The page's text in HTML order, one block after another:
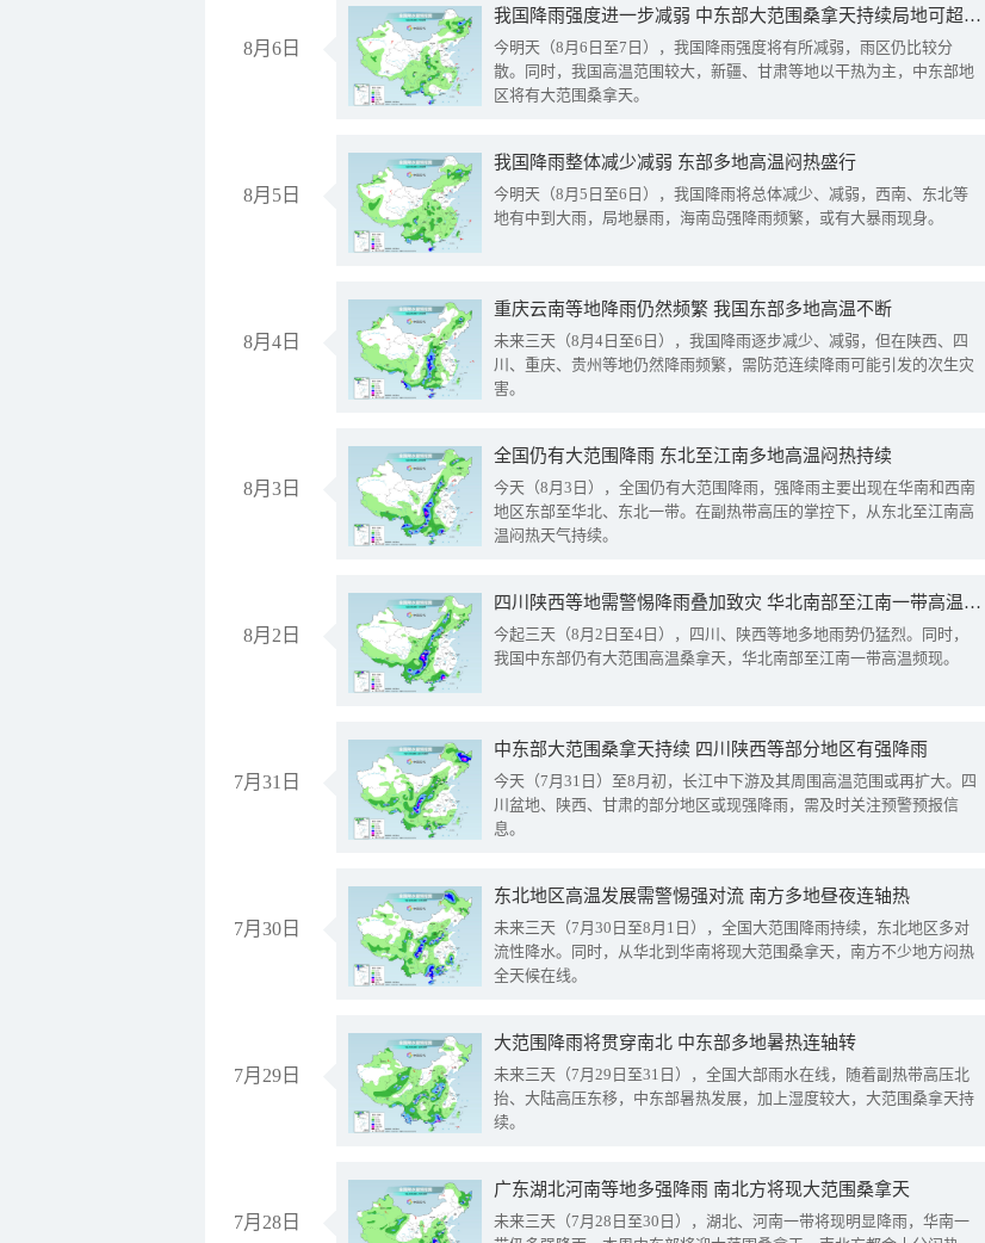
8月6日
我国降雨强度进一步减弱 中东部大范围桑拿天持续局地可超38℃
今明天（8月6日至7日），我国降雨强度将有所减弱，雨区仍比较分
散。同时，我国高温范围较大，新疆、甘肃等地以干热为主，中东部地
区将有大范围桑拿天。
8月5日
我国降雨整体减少减弱 东部多地高温闷热盛行
今明天（8月5日至6日），我国降雨将总体减少、减弱，西南、东北等
地有中到大雨，局地暴雨，海南岛强降雨频繁，或有大暴雨现身。
8月4日
重庆云南等地降雨仍然频繁 我国东部多地高温不断
未来三天（8月4日至6日），我国降雨逐步减少、减弱，但在陕西、四
川、重庆、贵州等地仍然降雨频繁，需防范连续降雨可能引发的次生灾
害。
8月3日
全国仍有大范围降雨 东北至江南多地高温闷热持续
今天（8月3日），全国仍有大范围降雨，强降雨主要出现在华南和西南
地区东部至华北、东北一带。在副热带高压的掌控下，从东北至江南高
温闷热天气持续。
8月2日
四川陕西等地需警惕降雨叠加致灾 华北南部至江南一带高温频现
今起三天（8月2日至4日），四川、陕西等地多地雨势仍猛烈。同时，
我国中东部仍有大范围高温桑拿天，华北南部至江南一带高温频现。
7月31日
中东部大范围桑拿天持续 四川陕西等部分地区有强降雨
今天（7月31日）至8月初，长江中下游及其周围高温范围或再扩大。四
川盆地、陕西、甘肃的部分地区或现强降雨，需及时关注预警预报信
息。
7月30日
东北地区高温发展需警惕强对流 南方多地昼夜连轴热
未来三天（7月30日至8月1日），全国大范围降雨持续，东北地区多对
流性降水。同时，从华北到华南将现大范围桑拿天，南方不少地方闷热
全天候在线。
7月29日
大范围降雨将贯穿南北 中东部多地暑热连轴转
未来三天（7月29日至31日），全国大部雨水在线，随着副热带高压北
抬、大陆高压东移，中东部暑热发展，加上湿度较大，大范围桑拿天持
续。
7月28日
广东湖北河南等地多强降雨 南北方将现大范围桑拿天
未来三天（7月28日至30日），湖北、河南一带将现明显降雨，华南一